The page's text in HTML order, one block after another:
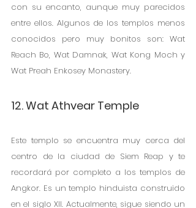
con su encanto, aunque muy parecidos
entre ellos. Algunos de los templos menos
conocidos pero muy bonitos son: Wat
Reach Bo, Wat Damnak, Wat Kong Moch y
Wat Preah Enkosey Monastery.
12. Wat Athvear Temple
Este templo se encuentra muy cerca del
centro de la ciudad de Siem Reap y te
recordará por completo a los templos de
Angkor. Es un templo hinduista construido
en el siglo XII. Actualmente, sigue siendo un